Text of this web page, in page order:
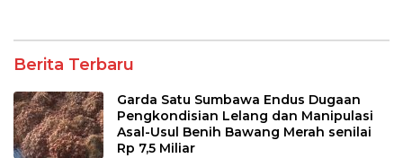
Berita Terbaru
Garda Satu Sumbawa Endus Dugaan
Pengkondisian Lelang dan Manipulasi
Asal-Usul Benih Bawang Merah senilai
Rp 7,5 Miliar